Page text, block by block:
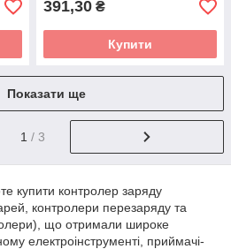
391,30 ₴
Купити
Показати ще
1 / 3
купити контролер заряду
контролери перезаряду та
що отримали широке
електроінструменті, приймачі-